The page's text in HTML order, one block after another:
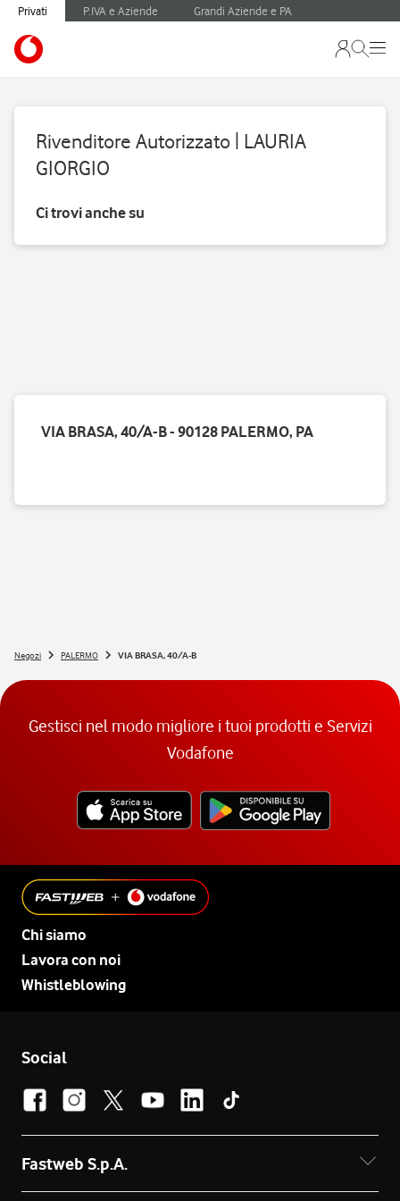
Privati P.IVA e Aziende Grandi Aziende e PA
Rivenditore Autorizzato | LAURIA
GIORGIO
Ci trovi anche su
VIA BRASA, 40/A-B - 90128 PALERMO, PA
Negozi PALERMO VIA BRASA, 40/A-B
Gestisci nel modo migliore i tuoi prodotti e Servizi
Vodafone
Chi siamo
Lavora con noi
Whistleblowing
Social
Fastweb S.p.A.